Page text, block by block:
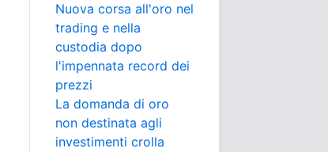
Nuova corsa all'oro nel
trading e nella
custodia dopo
l'impennata record dei
prezzi
La domanda di oro
non destinata agli
investimenti crolla